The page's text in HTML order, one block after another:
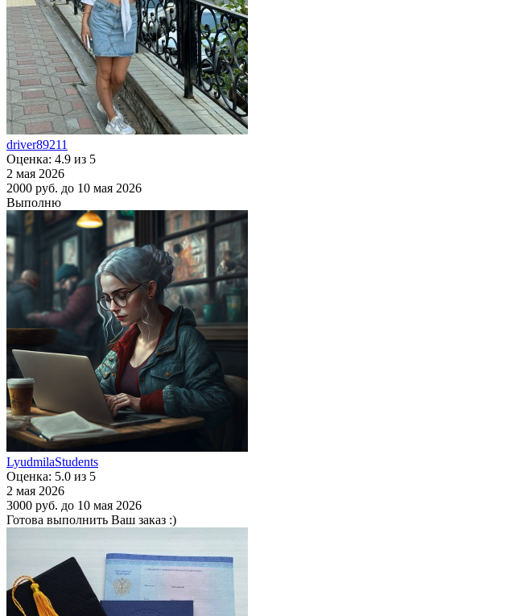
driver89211
Оценка: 4.9 из 5
2 мая 2026
2000 руб. до 10 мая 2026
Выполню
LyudmilaStudents
Оценка: 5.0 из 5
2 мая 2026
3000 руб. до 10 мая 2026
Готова выполнить Ваш заказ :)